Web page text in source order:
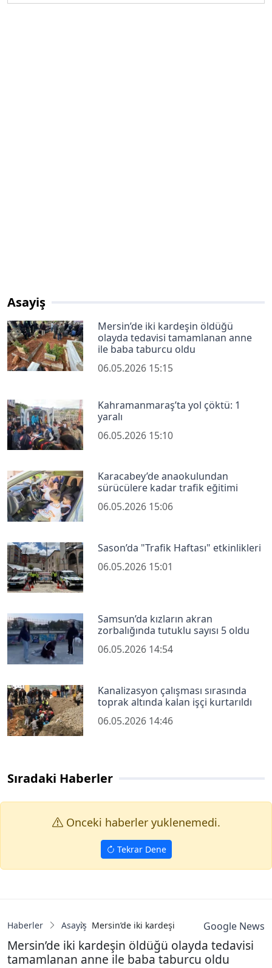
Asayiş
Mersin’de iki kardeşin öldüğü
olayda tedavisi tamamlanan anne
ile baba taburcu oldu
06.05.2026 15:15
Kahramanmaraş’ta yol çöktü: 1
yaralı
06.05.2026 15:10
Karacabey’de anaokulundan
sürücülere kadar trafik eğitimi
06.05.2026 15:06
Sason’da "Trafik Haftası" etkinlikleri
06.05.2026 15:01
Samsun’da kızların akran
zorbalığında tutuklu sayısı 5 oldu
06.05.2026 14:54
Kanalizasyon çalışması sırasında
toprak altında kalan işçi kurtarıldı
06.05.2026 14:46
Sıradaki Haberler
Onceki haberler yuklenemedi.
Tekrar Dene
Haberler Asayiş Mersin’de iki kardeşin öldüğü olayda
Google News
Mersin’de iki kardeşin öldüğü olayda tedavisi
tamamlanan anne ile baba taburcu oldu